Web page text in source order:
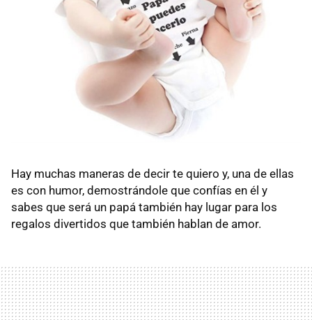
Hay muchas maneras de decir te quiero y, una de ellas
es con humor, demostrándole que confías en él y
sabes que será un papá también hay lugar para los
regalos divertidos que también hablan de amor.